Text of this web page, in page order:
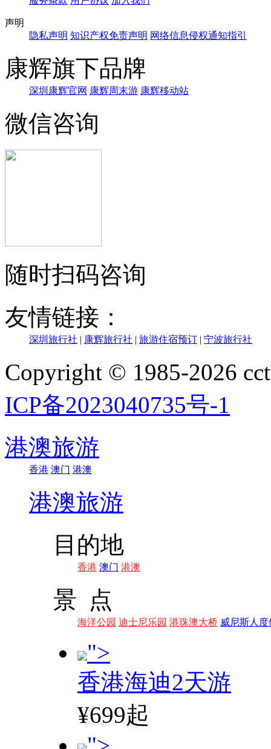
声明
隐私声明 知识产权免责声明 网络信息侵权通知指引
康辉旗下品牌
深圳康辉官网 康辉周末游 康辉移动站
微信咨询
随时扫码咨询
友情链接：
深圳旅行社 | 康辉旅行社 | 旅游住宿预订 | 宁波旅行社
Copyright © 1985-2026
ICP备2023040735号-1
港澳旅游
香港 澳门 港澳
港澳旅游
目的地
香港 澳门 港澳
景 点
海洋公园 迪士尼乐园 港珠澳大桥 威尼斯人度
">
香港海迪2天游
¥699起